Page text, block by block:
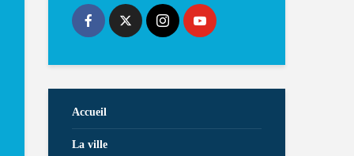
Accueil
La ville